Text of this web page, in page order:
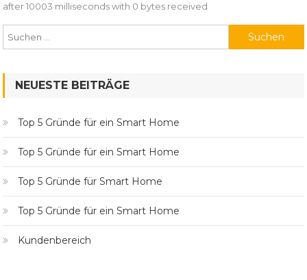
after 10003 milliseconds with 0 bytes received
Suchen
nach:
NEUESTE BEITRÄGE
Top 5 Gründe für ein Smart Home
Top 5 Gründe für ein Smart Home
Top 5 Gründe für Smart Home
Top 5 Gründe für ein Smart Home
Kundenbereich